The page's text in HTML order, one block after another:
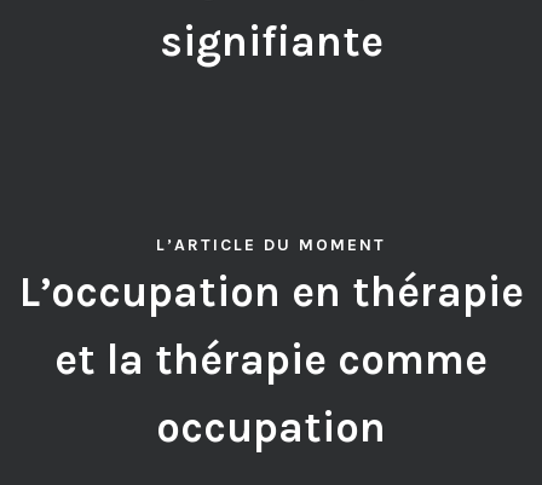
signifiante
L’ARTICLE DU MOMENT
L’occupation en thérapie
et la thérapie comme
occupation